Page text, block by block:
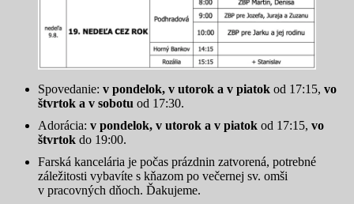
Spovedanie: v pondelok, v utorok a v piatok od 17:15, vo
štvrtok a v sobotu od 17:30.
Adorácia: v pondelok, v utorok a v piatok od 17:15, vo
štvrtok do 19:00.
Farská kancelária je počas prázdnin zatvorená, potrebné
záležitosti vybavíte s kňazom po večernej sv. omši
v pracovných dňoch. Ďakujeme.